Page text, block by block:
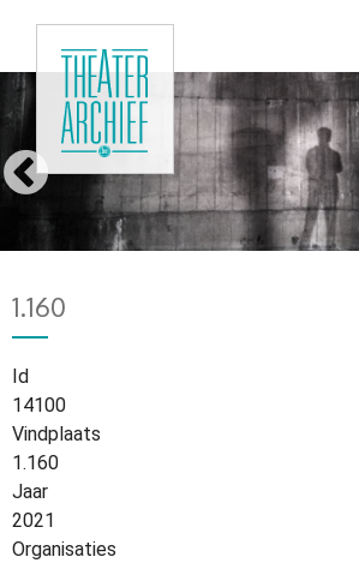
naar
inhoud
gaan
Kruimelpad
Home 12250
1.160
Id
14100
Vindplaats
1.160
Jaar
2021
Organisaties